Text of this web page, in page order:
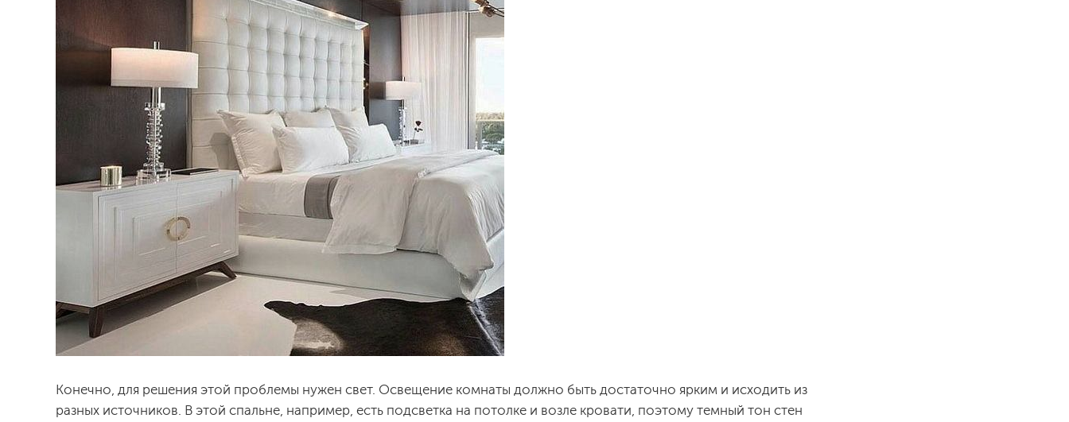
Конечно, для решения этой проблемы нужен свет. Освещение комнаты должно быть достаточно ярким и исходить из
разных источников. В этой спальне, например, есть подсветка на потолке и возле кровати, поэтому темный тон стен